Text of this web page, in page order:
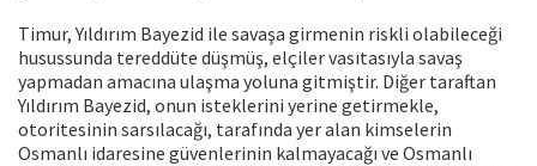
Timur, Yıldırım Bayezid ile savaşa girmenin riskli olabileceği
husussunda tereddüte düşmüş, elçiler vasıtasıyla savaş
yapmadan amacına ulaşma yoluna gitmiştir. Diğer taraftan
Yıldırım Bayezid, onun isteklerini yerine getirmekle,
otoritesinin sarsılacağı, tarafında yer alan kimselerin
Osmanlı idaresine güvenlerinin kalmayacağı ve Osmanlı